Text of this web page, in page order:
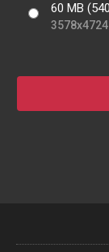
60 MB
3578x4724